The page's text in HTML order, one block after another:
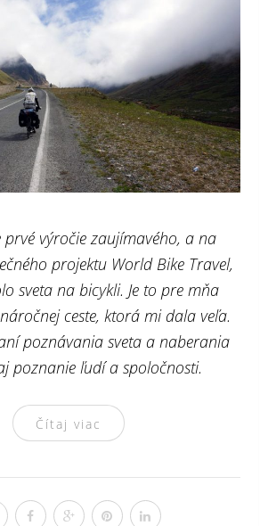
výročie zaujímavého, a na
projektu World Bike Travel,
sveta na bicykli. Je to pre mňa
ceste, ktorá mi dala veľa.
poznávania sveta a naberania
poznanie ľudí a spoločnosti.
Čítaj viac